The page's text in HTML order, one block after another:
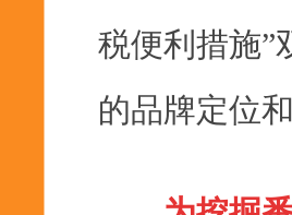
税便利措施”
的品牌定位